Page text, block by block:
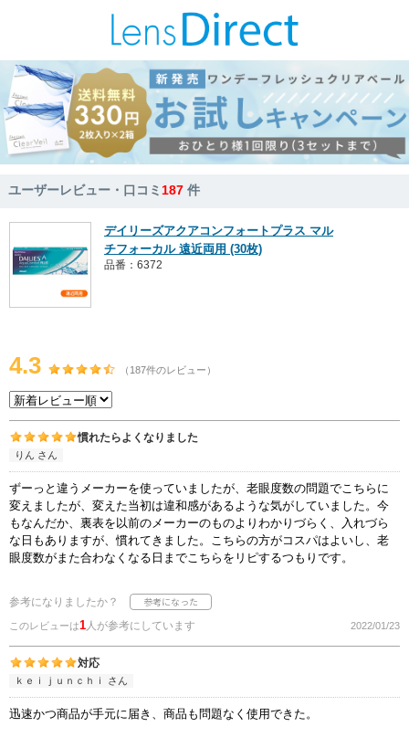
ユーザーレビュー・口コミ187 件
デイリーズアクアコンフォートプラス マル
チフォーカル 遠近両用 (30枚)
品番：6372
4.3 （187件のレビュー）
慣れたらよくなりました
りん さん
ずーっと違うメーカーを使っていましたが、老眼度数の問題でこちらに
変えましたが、変えた当初は違和感があるような気がしていました。今
もなんだか、裏表を以前のメーカーのものよりわかりづらく、入れづら
な日もありますが、慣れてきました。こちらの方がコスパはよいし、老
眼度数がまた合わなくなる日までこちらをリピするつもりです。
参考になりましたか？
このレビューは1人が参考にしています 2022/01/23
対応
ｋｅｉｊｕｎｃｈｉ さん
迅速かつ商品が手元に届き、商品も問題なく使用できた。